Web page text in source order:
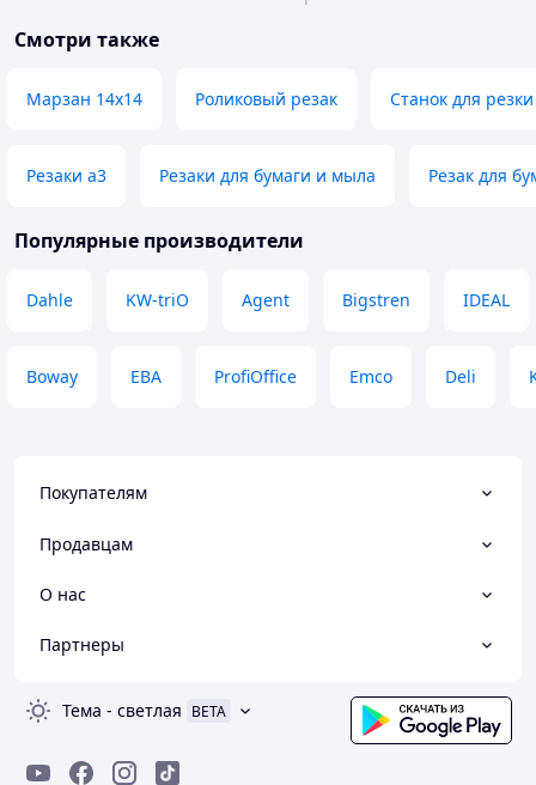
Смотри также
Марзан 14х14 Роликовый резак Станок для
Резаки а3 Резаки для бумаги и мыла Резак для
Популярные производители
Dahle KW-triO Agent Bigstren IDEAL
Boway EBA ProfiOffice Emco Deli
Покупателям
Продавцам
О нас
Партнеры
Тема - светлая BETA